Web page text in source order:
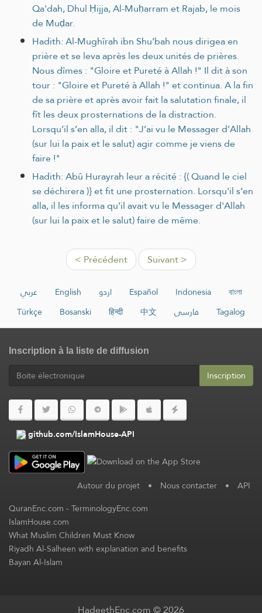
Qa'dah, Dhul Ḥijja, Al-Muḥarram et Rajab, le mois
de Muḍar.
Hadith: Al-Mughîrah ibn Shu’bah nous dirigea en
prière et se leva après les deux unités de prières.
Nous dîmes : "Gloire et Pureté à Allah !" Il dit à son
tour : "Gloire et Pureté à Allah !" et continua. A la fin
de sa prière et après avoir fait la salutation finale, il
fît les deux prosternations de la distraction.
Lorsqu’il s’en alla, il dit : "J’ai vu le Messager d’Allah
(sur lui la paix et le salut) agir comme je viens de
faire !"
Hadith: Abû Hurayrah leur a récité : {( Quand le ciel
se déchirera )} et fit une prosternation. Lorsqu'il s’en
alla, il les informa qu’il avait vu le Messager d'Allah
(sur lui la paix et le salut) faire de même.
< Précédent Suivant >
عربي English اردو Español Indonesia
বাংলা
Türkçe
Bosanski हिन्दी 中文 فارسی Tagalog
Inscription à la liste de diffusion
Inscription
github.com/IslamHouse-API
Autour du projet • Nous contacter • API
QuranEnc.com-TerminologyEnc.com
IslamHouse.com
What Muslim Children Must Know
Riyadh Al-Salheen with explanation and benefits
Bayan Al-Islam